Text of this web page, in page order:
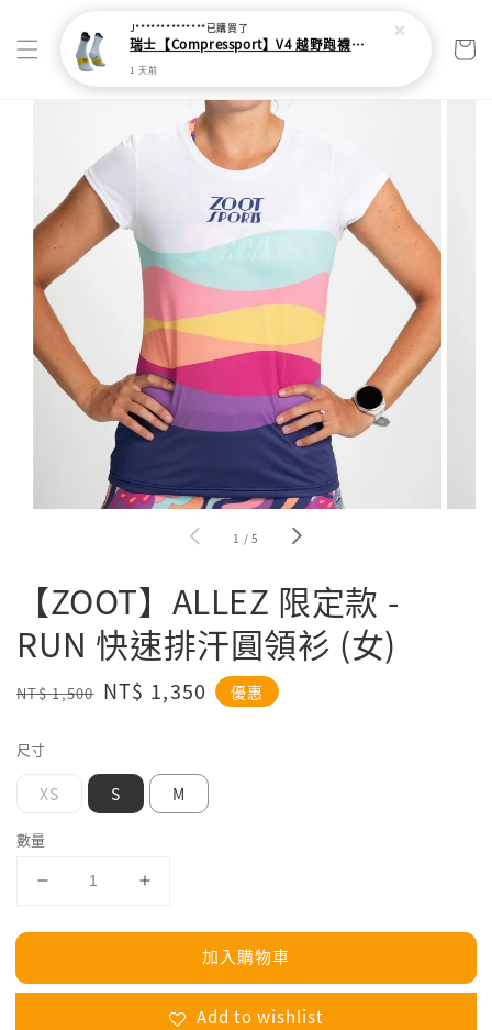
1 /5
【ZOOT】ALLEZ 限定款 -
RUN 快速排汗圓領衫 (女)
Regular
NT$ 1,500 Sale
NT$ 1,350 優惠
尺寸
XS S M
數量
加入購物車
Add to wishlist
J**************已購買了
瑞士【Compressport】V4 越野跑襪(2024新色)
1 天前